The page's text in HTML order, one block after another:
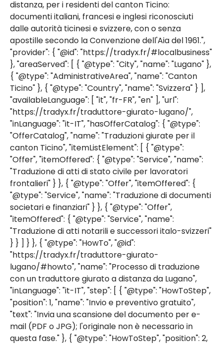
distanza, per i residenti del canton Ticino:
documenti italiani, francesi e inglesi riconosciuti
dalle autorità ticinesi e svizzere, con o senza
apostille secondo la Convenzione dell'Aia del 1961.",
"provider": { "@id": "https://tradyx.fr/#localbusiness"
}, "areaServed": [ { "@type": "City", "name": "Lugano" },
{ "@type": "AdministrativeArea", "name": "Canton
Ticino" }, { "@type": "Country", "name": "Svizzera" } ],
"availableLanguage": [ "it", "fr-FR", "en" ], "url":
"https://tradyx.fr/traduttore-giurato-lugano/",
"inLanguage": "it-IT", "hasOfferCatalog": { "@type":
"OfferCatalog", "name": "Traduzioni giurate per il
canton Ticino", "itemListElement": [ { "@type":
"Offer", "itemOffered": { "@type": "Service", "name":
"Traduzione di atti di stato civile per lavoratori
frontalieri" } }, { "@type": "Offer", "itemOffered": {
"@type": "Service", "name": "Traduzione di documenti
societari e finanziari" } }, { "@type": "Offer",
"itemOffered": { "@type": "Service", "name":
"Traduzione di atti notarili e successori italo-svizzeri"
} } ] } }, { "@type": "HowTo", "@id":
"https://tradyx.fr/traduttore-giurato-
lugano/#howto", "name": "Processo di traduzione
con un traduttore giurato a distanza da Lugano",
"inLanguage": "it-IT", "step": [ { "@type": "HowToStep",
"position": 1, "name": "Invio e preventivo gratuito",
"text": "Invia una scansione del documento per e-
mail (PDF o JPG); l'originale non è necessario in
questa fase." }, { "@type": "HowToStep", "position": 2,